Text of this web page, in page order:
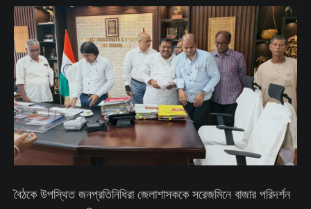
বৈঠকে উপস্থিত জনপ্রতিনিধিরা জেলাশাসককে সরেজমিনে বাজার পরিদর্শন